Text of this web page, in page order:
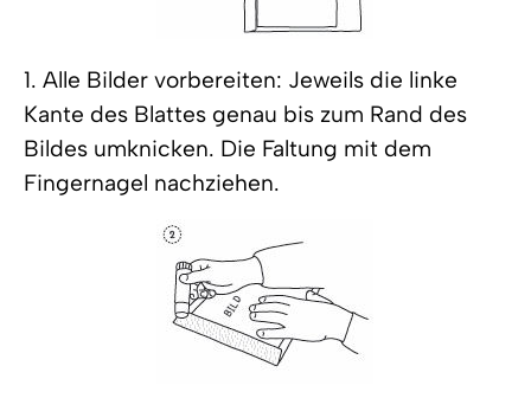
1. Alle Bilder vorbereiten: Jeweils die linke
Kante des Blattes genau bis zum Rand des
Bildes umknicken. Die Faltung mit dem
Fingernagel nachziehen.